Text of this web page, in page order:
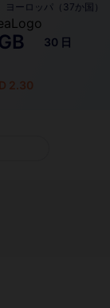
ヨーロッパ（37か国）
30 日
2.30